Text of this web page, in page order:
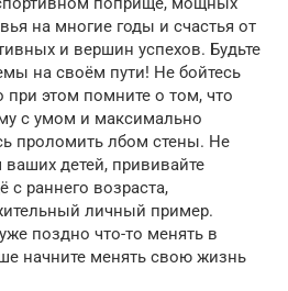
на многие годы и счастья от
и вершин успехов. Будьте
на своём пути! Не бойтесь
при этом помните о том, что
с умом и максимально
проломить лбом стены. Не
детей, прививайте
раннего возраста,
личный пример.
поздно что-то менять в
начните менять свою жизнь